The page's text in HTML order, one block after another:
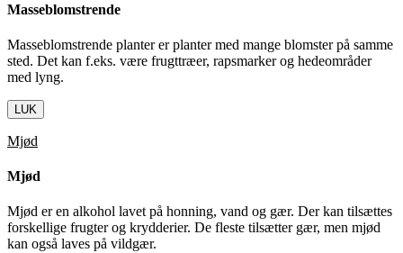
Masseblomstrende
Masseblomstrende planter er planter med mange blomster på samme
sted. Det kan f.eks. være frugttræer, rapsmarker og hedeområder
med lyng.
LUK
Mjød
Mjød
Mjød er en alkohol lavet på honning, vand og gær. Der kan tilsættes
forskellige frugter og krydderier. De fleste tilsætter gær, men mjød
kan også laves på vildgær.